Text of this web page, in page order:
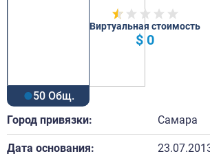
50 Общ.
Виртуальная стоимость
$ 0
Город привязки: Самара
Дата основания: